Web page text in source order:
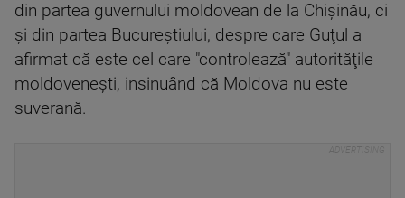
din partea guvernului moldovean de la Chişinău, ci
şi din partea Bucureştiului, despre care Guţul a
afirmat că este cel care "controlează" autorităţile
moldoveneşti, insinuând că Moldova nu este
suverană.